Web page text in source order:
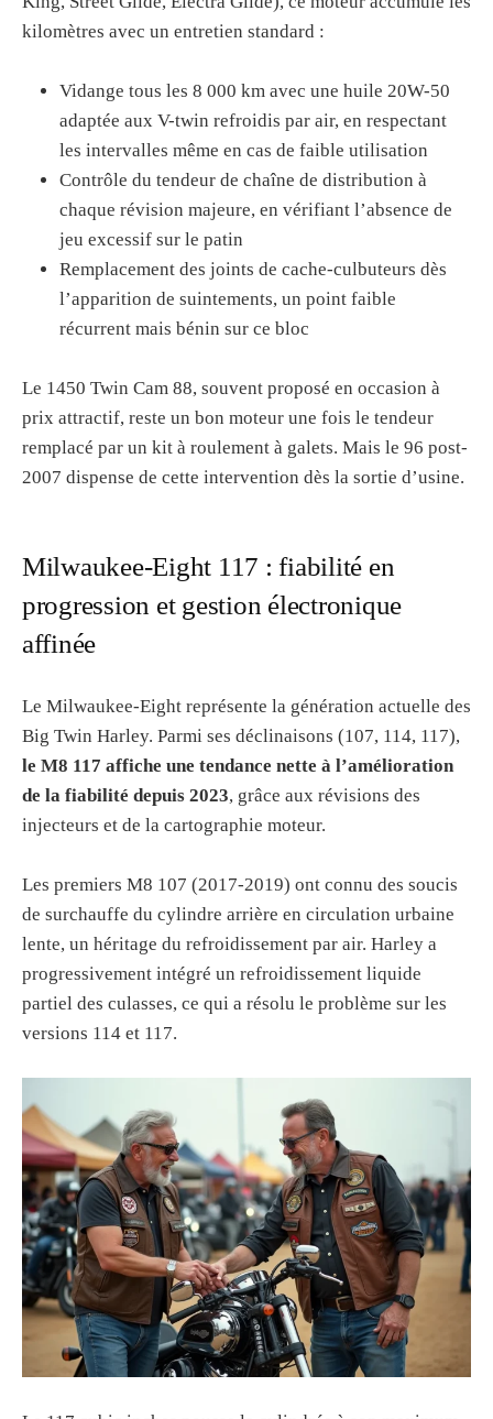
kilomètres avec un entretien standard :
Vidange tous les 8 000 km avec une huile 20W-50
adaptée aux V-twin refroidis par air, en respectant
les intervalles même en cas de faible utilisation
Contrôle du tendeur de chaîne de distribution à
chaque révision majeure, en vérifiant l’absence de
jeu excessif sur le patin
Remplacement des joints de cache-culbuteurs dès
l’apparition de suintements, un point faible
récurrent mais bénin sur ce bloc
Le 1450 Twin Cam 88, souvent proposé en occasion à
prix attractif, reste un bon moteur une fois le tendeur
remplacé par un kit à roulement à galets. Mais le 96 post-
2007 dispense de cette intervention dès la sortie d’usine.
Milwaukee-Eight 117 : fiabilité en
progression et gestion électronique
affinée
Le Milwaukee-Eight représente la génération actuelle des
Big Twin Harley. Parmi ses déclinaisons (107, 114, 117),
le M8 117 affiche une tendance nette à l’amélioration
de la fiabilité depuis 2023, grâce aux révisions des
injecteurs et de la cartographie moteur.
Les premiers M8 107 (2017-2019) ont connu des soucis
de surchauffe du cylindre arrière en circulation urbaine
lente, un héritage du refroidissement par air. Harley a
progressivement intégré un refroidissement liquide
partiel des culasses, ce qui a résolu le problème sur les
versions 114 et 117.